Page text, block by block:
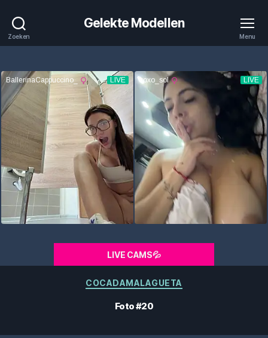
Zoeken
Gelekte Modellen
Menu
LIVE CAMS💦
Categorieën
COCADAMALAGUETA
Foto #20